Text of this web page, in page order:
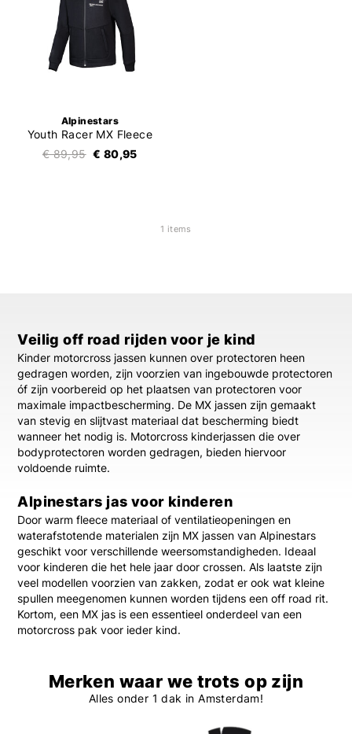
Alpinestars
Youth Racer MX Fleece
€ 89,95 € 80,95
1 items
Veilig off road rijden voor je kind
Kinder motorcross jassen kunnen over protectoren heen
gedragen worden, zijn voorzien van ingebouwde protectoren
óf zijn voorbereid op het plaatsen van protectoren voor
maximale impactbescherming. De MX jassen zijn gemaakt
van stevig en slijtvast materiaal dat bescherming biedt
wanneer het nodig is. Motorcross kinderjassen die over
bodyprotectoren worden gedragen, bieden hiervoor
voldoende ruimte.
Alpinestars jas voor kinderen
Door warm fleece materiaal of ventilatieopeningen en
waterafstotende materialen zijn MX jassen van Alpinestars
geschikt voor verschillende weersomstandigheden. Ideaal
voor kinderen die het hele jaar door crossen. Als laatste zijn
veel modellen voorzien van zakken, zodat er ook wat kleine
spullen meegenomen kunnen worden tijdens een off road rit.
Kortom, een MX jas is een essentieel onderdeel van een
motorcross pak voor ieder kind.
Merken waar we trots op zijn
Alles onder 1 dak in Amsterdam!